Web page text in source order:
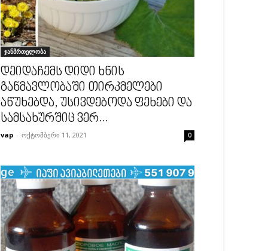
ჯანმრთელობა
დეიდაჩემს დიდი ხნის
განმავლობაში თირკმელები
აწუხებდა, უსივდებოდა ფეხები და
სამსახურშიც ვერ...
vap - ოქტომბერი 11, 2021 0